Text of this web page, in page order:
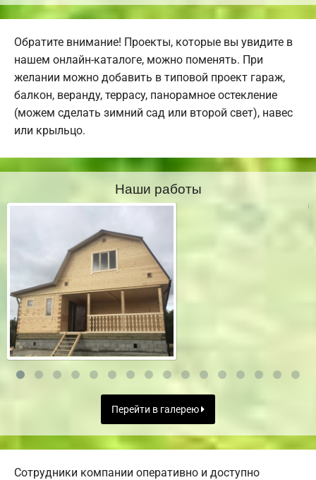
Обратите внимание! Проекты, которые вы увидите в
нашем онлайн-каталоге, можно поменять. При
желании можно добавить в типовой проект гараж,
балкон, веранду, террасу, панорамное остекление
(можем сделать зимний сад или второй свет), навес
или крыльцо.
Наши работы
Перейти в галерею
Сотрудники компании оперативно и доступно